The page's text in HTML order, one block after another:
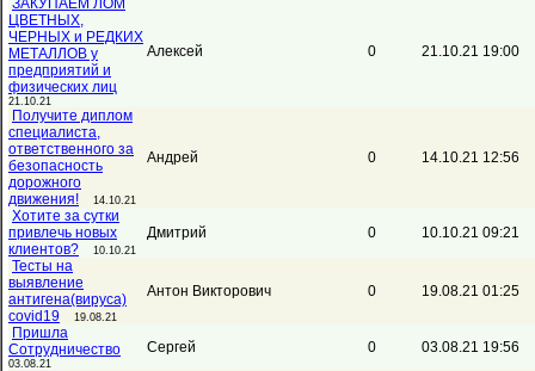
ЗАКУПАЕМ ЛОМ
ЦВЕТНЫХ,
ЧЕРНЫХ и РЕДКИХ
МЕТАЛЛОВ у
предприятий и
физических лиц
21.10.21
Алексей 0 21.10.21 19:00
Получите диплом
специалиста,
ответственного за
безопасность
дорожного
движения!
14.10.21
Андрей 0 14.10.21 12:56
Хотите за сутки
привлечь новых
клиентов?
10.10.21
Дмитрий 0
10.10.21 09:21
Тесты на
выявление
антигена(вируса)
covid19
19.08.21
Антон Викторович 0 19.08.21 01:25
Пришла
Сотрудничество
03.08.21
Сергей 0 03.08.21 19:56